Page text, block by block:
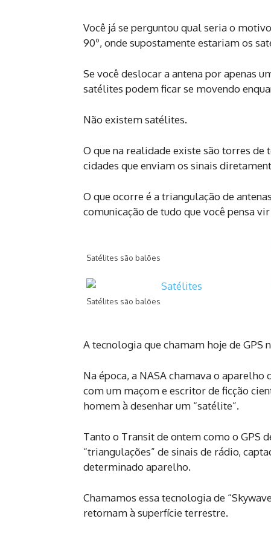
Você já se perguntou qual seria o
90º, onde supostamente estariam os
Se você deslocar a antena por apenas
satélites podem ficar se movendo
Não existem satélites.
O que na realidade existe são torres
cidades que enviam os sinais
O que ocorre é a triangulação de
comunicação de tudo que você pensa
Satélites são balões
Satélites são balões
A tecnologia que chamam hoje de GPS
Na época, a NASA chamava o aparelho
com um maçom e escritor de ficção
homem à desenhar um “satélite”.
Tanto o Transit de ontem como o GPS
“triangulações” de sinais de rádio,
determinado aparelho.
Chamamos essa tecnologia de
retornam à superfície terrestre.